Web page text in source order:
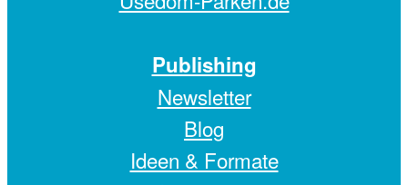
Publishing
Newsletter
Blog
Ideen & Formate